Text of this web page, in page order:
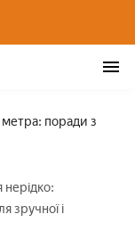
метра: поради з
нерідко:
зручної і